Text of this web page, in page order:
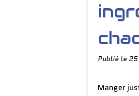
Publié le
Manger